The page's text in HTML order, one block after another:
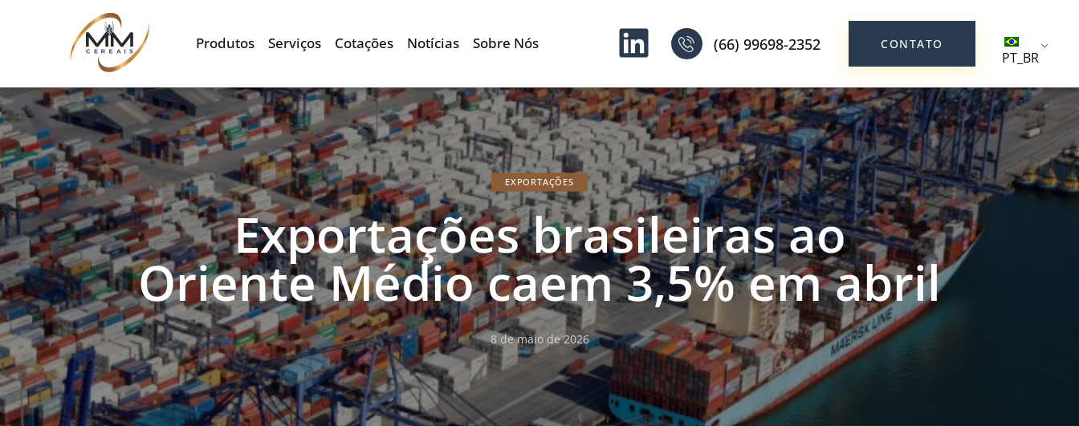
Produtos Serviços Cotações Notícias Sobre Nós (66) 99698-2352 CONTATO
PT_BR
EXPORTAÇÕES
Exportações brasileiras ao
Oriente Médio caem 3,5% em abril
8 de maio de 2026